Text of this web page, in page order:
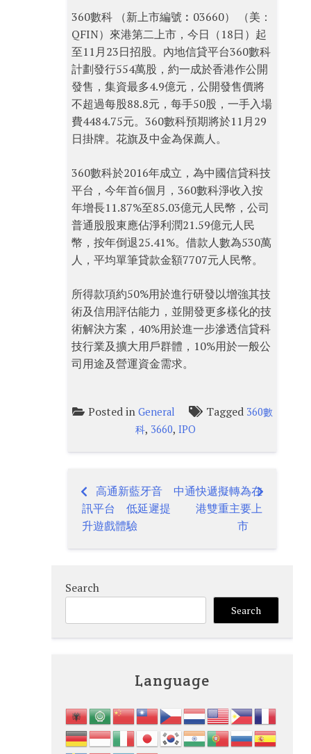
360數科 （新上市編號︰03660） （美：
QFIN）來港第二上市，今日（18日）起
至11月23日招股。內地信貸平台360數科
計劃發行554萬股，約一成於香港作公開
發售，集資最多4.9億元，公開發售價將
不超過每股88.8元，每手50股，一手入場
費4484.75元。360數科預期將於11月29
日掛牌。花旗及中金為保薦人。
360數科於2016年成立，為中國信貸科技
平台，今年首6個月，360數科淨收入按
年增長11.87%至85.03億元人民幣，公司
普通股股東應佔淨利潤21.59億元人民
幣，按年倒退25.41%。借款人數為530萬
人，平均單筆貸款金額7707元人民幣。
所得款項約50%用於進行研發以增強其技
術及信用評估能力，並開發更多樣化的技
術解決方案，40%用於進一步滲透信貸科
技行業及擴大用戶群體，10%用於一般公
司用途及營運資金需求。
Posted in General Tagged 360數
科, 3660, IPO
Post
navigation
高通新藍牙音
訊平台 低延遲提
升遊戲體驗
中通快遞擬轉為在
港雙重主要上
市
Search
Search
Language